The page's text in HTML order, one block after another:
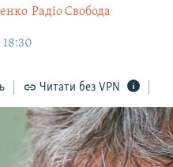
Радіо Свобода
Читати без VPN